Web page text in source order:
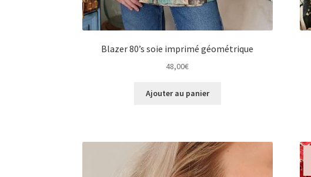
Blazer 80’s soie imprimé géométrique
48,00€
Ajouter au panier